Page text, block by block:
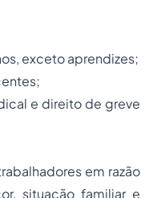
exceto aprendizes;
e direito de greve
em razão
situação familiar e